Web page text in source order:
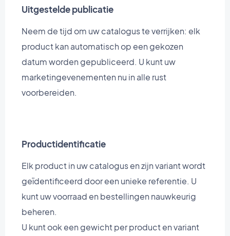
Uitgestelde publicatie
Neem de tijd om uw catalogus te verrijken: elk
product kan automatisch op een gekozen
datum worden gepubliceerd. U kunt uw
marketingevenementen nu in alle rust
voorbereiden.
Productidentificatie
Elk product in uw catalogus en zijn variant wordt
geïdentificeerd door een unieke referentie. U
kunt uw voorraad en bestellingen nauwkeurig
beheren.
U kunt ook een gewicht per product en variant